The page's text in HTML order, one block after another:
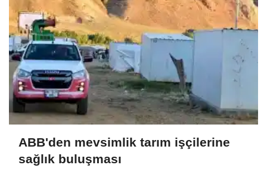
ABB'den mevsimlik tarım işçilerine
sağlık buluşması